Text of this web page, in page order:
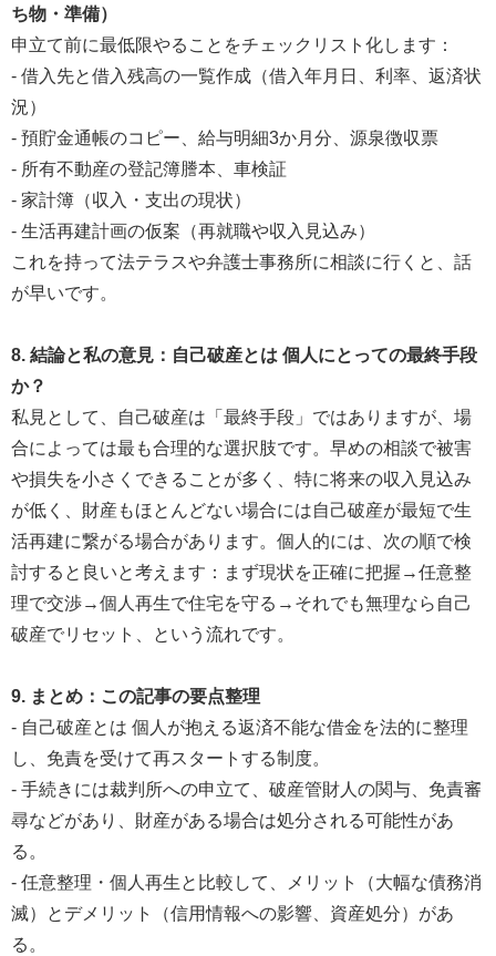
ち物・準備）
申立て前に最低限やることをチェックリスト化します：
- 借入先と借入残高の一覧作成（借入年月日、利率、返済状
況）
- 預貯金通帳のコピー、給与明細3か月分、源泉徴収票
- 所有不動産の登記簿謄本、車検証
- 家計簿（収入・支出の現状）
- 生活再建計画の仮案（再就職や収入見込み）
これを持って法テラスや弁護士事務所に相談に行くと、話
が早いです。
8. 結論と私の意見：自己破産とは 個人にとっての最終手段
か？
私見として、自己破産は「最終手段」ではありますが、場
合によっては最も合理的な選択肢です。早めの相談で被害
や損失を小さくできることが多く、特に将来の収入見込み
が低く、財産もほとんどない場合には自己破産が最短で生
活再建に繋がる場合があります。個人的には、次の順で検
討すると良いと考えます：まず現状を正確に把握→任意整
理で交渉→個人再生で住宅を守る→それでも無理なら自己
破産でリセット、という流れです。
9. まとめ：この記事の要点整理
- 自己破産とは 個人が抱える返済不能な借金を法的に整理
し、免責を受けて再スタートする制度。
- 手続きには裁判所への申立て、破産管財人の関与、免責審
尋などがあり、財産がある場合は処分される可能性があ
る。
- 任意整理・個人再生と比較して、メリット（大幅な債務消
滅）とデメリット（信用情報への影響、資産処分）があ
る。